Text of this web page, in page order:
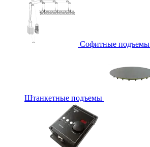
Софитные подъемы
Штанкетные подъемы